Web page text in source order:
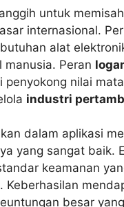
untuk
internasional.
alat
Peran
nilai
industri
dalam aplikasi
yang sangat baik.
keamanan
Keberhasilan
besar